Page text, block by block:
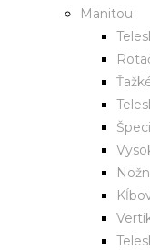
Manitou